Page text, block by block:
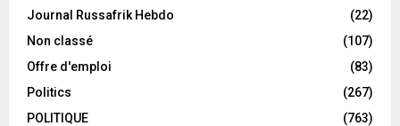
Journal Russafrik Hebdo
(22)
Non classé
(107)
Offre d'emploi
(83)
Politics
(267)
POLITIQUE
(763)